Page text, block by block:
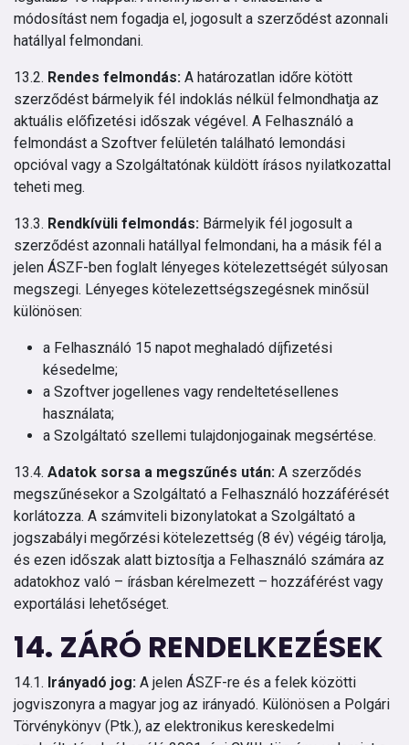
módosítást nem fogadja el, jogosult a szerződést azonnali
hatállyal felmondani.
13.2. Rendes felmondás: A határozatlan időre kötött
szerződést bármelyik fél indoklás nélkül felmondhatja az
aktuális előfizetési időszak végével. A Felhasználó a
felmondást a Szoftver felületén található lemondási
opcióval vagy a Szolgáltatónak küldött írásos nyilatkozattal
teheti meg.
13.3. Rendkívüli felmondás: Bármelyik fél jogosult a
szerződést azonnali hatállyal felmondani, ha a másik fél a
jelen ÁSZF-ben foglalt lényeges kötelezettségét súlyosan
megszegi. Lényeges kötelezettségszegésnek minősül
különösen:
a Felhasználó 15 napot meghaladó díjfizetési
késedelme;
a Szoftver jogellenes vagy rendeltetésellenes
használata;
a Szolgáltató szellemi tulajdonjogainak megsértése.
13.4. Adatok sorsa a megszűnés után: A szerződés
megszűnésekor a Szolgáltató a Felhasználó hozzáférését
korlátozza. A számviteli bizonylatokat a Szolgáltató a
jogszabályi megőrzési kötelezettség (8 év) végéig tárolja,
és ezen időszak alatt biztosítja a Felhasználó számára az
adatokhoz való – írásban kérelmezett – hozzáférést vagy
exportálási lehetőséget.
14. ZÁRÓ RENDELKEZÉSEK
14.1. Irányadó jog: A jelen ÁSZF-re és a felek közötti
jogviszonyra a magyar jog az irányadó. Különösen a Polgári
Törvénykönyv (Ptk.), az elektronikus kereskedelmi